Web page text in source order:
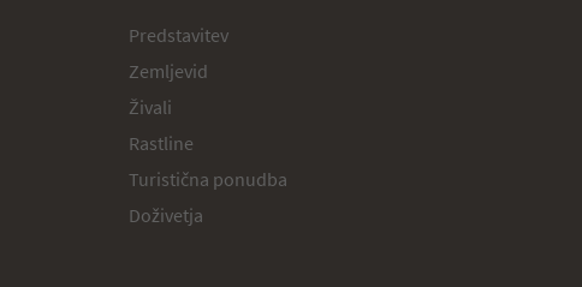
Predstavitev
Zemljevid
Živali
Rastline
Turistična ponudba
Doživetja